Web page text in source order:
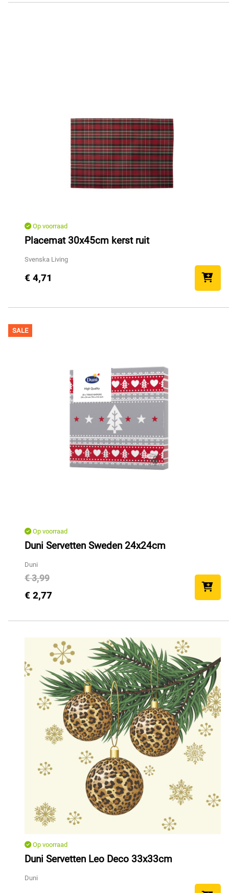
Op voorraad
Placemat 30x45cm kerst ruit
Svenska Living
€ 4,71
SALE
Op voorraad
Duni Servetten Sweden 24x24cm
Duni
€ 3,99
€ 2,77
Op voorraad
Duni Servetten Leo Deco 33x33cm
Duni